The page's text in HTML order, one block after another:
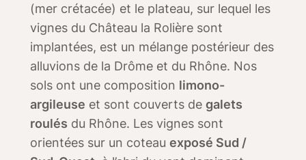
(mer crétacée) et le plateau, sur lequel les
vignes du Château la Rolière sont
implantées, est un mélange postérieur des
alluvions de la Drôme et du Rhône. Nos
sols ont une composition limono-
argileuse et sont couverts de galets
roulés du Rhône. Les vignes sont
orientées sur un coteau exposé Sud /